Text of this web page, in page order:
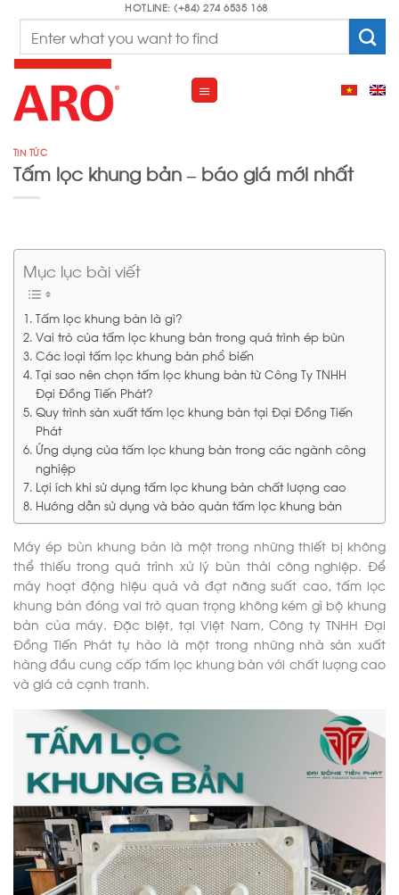
content
HOTLINE: (+84) 274 6535 168
TIN TỨC
Tấm lọc khung bản – báo giá mới nhất
Mục lục bài viết
Tấm lọc khung bản là gì?
Vai trò của tấm lọc khung bản trong quá trình ép bùn
Các loại tấm lọc khung bản phổ biến
Tại sao nên chọn tấm lọc khung bản từ Công Ty TNHH
Đại Đồng Tiến Phát?
Quy trình sản xuất tấm lọc khung bản tại Đại Đồng Tiến
Phát
Ứng dụng của tấm lọc khung bản trong các ngành công
nghiệp
Lợi ích khi sử dụng tấm lọc khung bản chất lượng cao
Hướng dẫn sử dụng và bảo quản tấm lọc khung bản
Máy ép bùn khung bản là một trong những thiết bị không
thể thiếu trong quá trình xử lý bùn thải công nghiệp. Để
máy hoạt động hiệu quả và đạt năng suất cao, tấm lọc
khung bản đóng vai trò quan trọng không kém gì bộ khung
bản của máy. Đặc biệt, tại Việt Nam, Công ty TNHH Đại
Đồng Tiến Phát tự hào là một trong những nhà sản xuất
hàng đầu cung cấp tấm lọc khung bản với chất lượng cao
và giá cả cạnh tranh.